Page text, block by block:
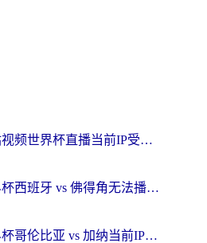
在海外看咪咕视频世界杯直播当前IP受限制？这篇指南帮你搞定所有体育赛事观看难题
在国外看世界杯西班牙 vs 佛得角无法播放？这篇指南帮你解锁所有中文体育直播
在海外看世界杯哥伦比亚 vs 加纳当前IP受限制？这篇指南帮你流畅看中文解说赛事